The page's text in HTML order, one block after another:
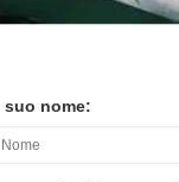
suo nome: